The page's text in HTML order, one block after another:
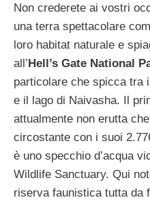
Non crederete ai vostri
una terra spettacolare
loro habitat naturale e
all’Hell’s Gate National
particolare che spicca tra
e il lago di Naivasha. Il
attualmente non erutta
circostante con i suoi
è uno specchio d’acqua
Wildlife Sanctuary. Qui
riserva faunistica tutta da